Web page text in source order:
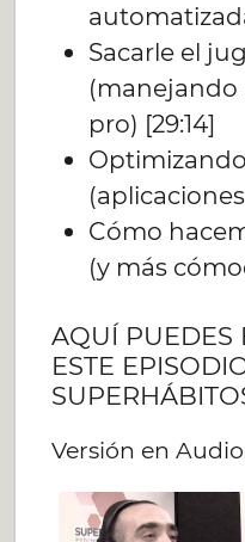
Sacarle el
(manejando
pro) [29:14]
(aplicaciones
Cómo
(y más
AQUÍ PUEDES
ESTE
Versión en